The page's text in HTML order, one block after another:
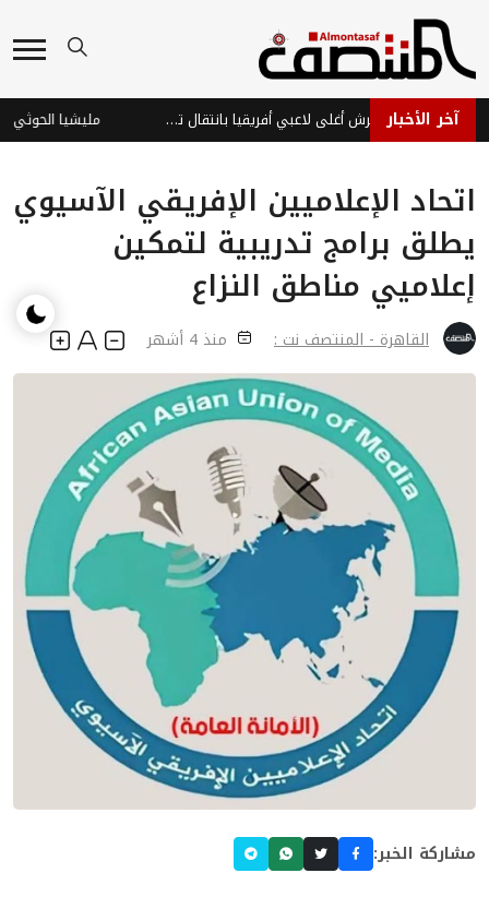
آخر الأخبار ديوماندي يتربع على عرش أغلى لاعبي أفريقيا بانتقال تاريخي لريال مدريد
اتحاد الإعلاميين الإفريقي الآسيوي
يطلق برامج تدريبية لتمكين
إعلاميي مناطق النزاع
القاهرة - المنتصف نت : منذ 4 أشهر
مشاركة الخبر: